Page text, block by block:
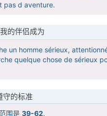
pas d aventure.
的伴侣成为
un homme sérieux,
quelque chose de sérieux
守的标准
围是 39-62.